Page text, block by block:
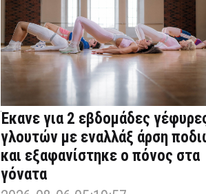
Έκανε για 2 εβδομάδες
γλουτών με εναλλάξ άρση
και εξαφανίστηκε ο πόνος στα
γόνατα